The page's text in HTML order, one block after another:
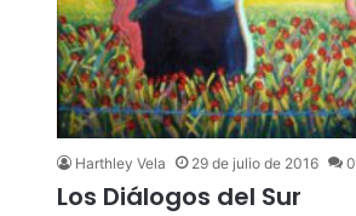
Harthley Vela 29 de julio de 2016 0
Los Diálogos del Sur